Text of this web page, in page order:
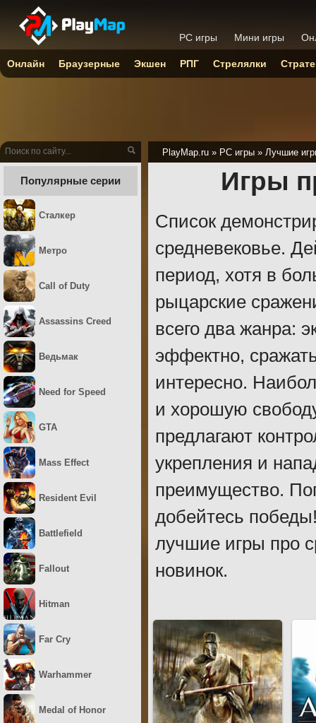
PlayMap.ru » PC игры » Лучшие
Игры
Список
средневековье.
период, хотя в
рыцарские
всего два жанра:
эффектно,
интересно.
и хорошую
предлагают
укрепления и
преимущество.
добейтесь
лучшие игры про
новинок.
Популярные серии
Сталкер
Метро
Call of Duty
Assassins Creed
Ведьмак
Need for Speed
GTA
Mass Effect
Resident Evil
Battlefield
Fallout
Hitman
Far Cry
Warhammer
Medal of Honor
PC игры Мини игры
Онлайн Браузерные Экшен РПГ Стрелялки